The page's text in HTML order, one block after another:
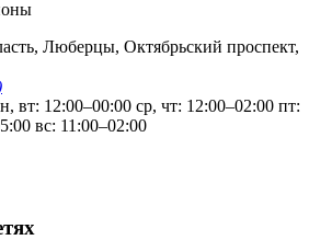
Люберцы, Октябрьский проспект,
вт: 12:00–00:00 ср, чт: 12:00–02:00 пт:
вс: 11:00–02:00